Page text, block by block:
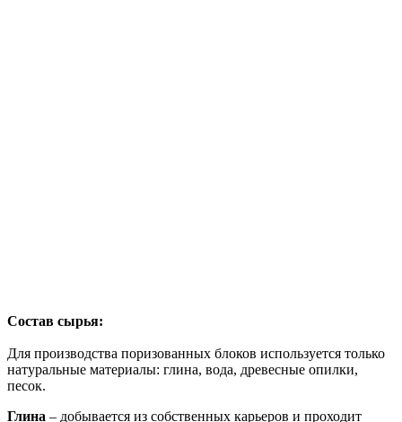
Состав сырья:
Для производства поризованных блоков используется только
натуральные материалы: глина, вода, древесные опилки,
песок.
Глина – добывается из собственных карьеров и проходит